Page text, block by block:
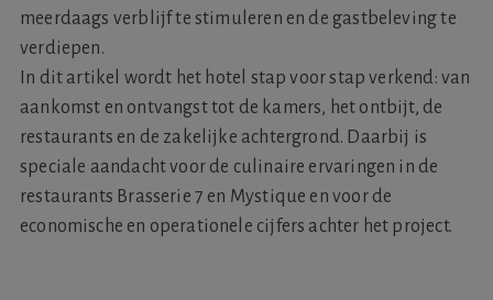
meerdaags verblijf te stimuleren en de gastbeleving te
verdiepen.
In dit artikel wordt het hotel stap voor stap verkend: van
aankomst en ontvangst tot de kamers, het ontbijt, de
restaurants en de zakelijke achtergrond. Daarbij is
speciale aandacht voor de culinaire ervaringen in de
restaurants Brasserie 7 en Mystique en voor de
economische en operationele cijfers achter het project.